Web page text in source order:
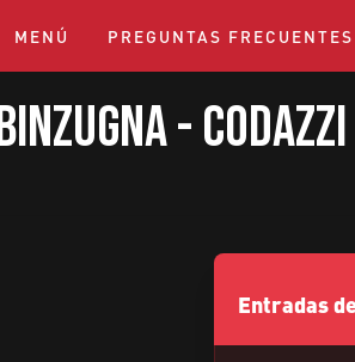
MENÚ PREGUNTAS FRECUENTES
-
Entradas